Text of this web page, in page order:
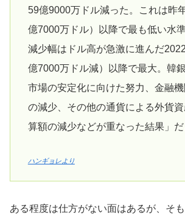
59億9000万ドル減った。これは昨
億7000万ドル）以降で最も低い水
減少幅はドル高が急激に進んだ
億7000万ドル減）以降で最大。韓
市場の安定化に向けた努力、金融
の減少、その他の通貨による外貨
算額の減少などが重なった結果」だ
ハンギョレより
ある程度は仕方がない面はあるが、そ